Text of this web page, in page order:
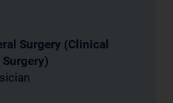
Surgery (Clinical